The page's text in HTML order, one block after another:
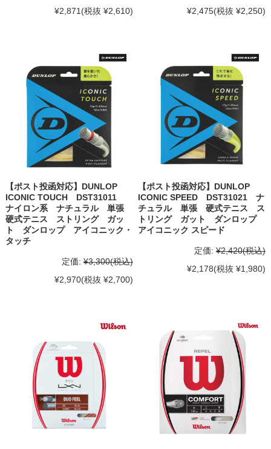
¥2,871 (税抜 ¥2,610)
¥2,475(税抜 ¥2,250)
【ポスト投函対応】DUNLOP
ICONIC TOUCH DST31011
ナイロン系 ナチュラル 単張
硬式テニス ストリング ガッ
ト ダンロップ アイコニック・
タッチ
定価: ¥3,300(税込)
¥2,970(税抜 ¥2,700)
【ポスト投函対応】DUNLOP
ICONIC SPEED DST31021 ナ
チュラル 単張 硬式テニス ス
トリング ガット ダンロップ
アイコニック スピード
定価: ¥2,420(税込)
¥2,178(税抜 ¥1,980)